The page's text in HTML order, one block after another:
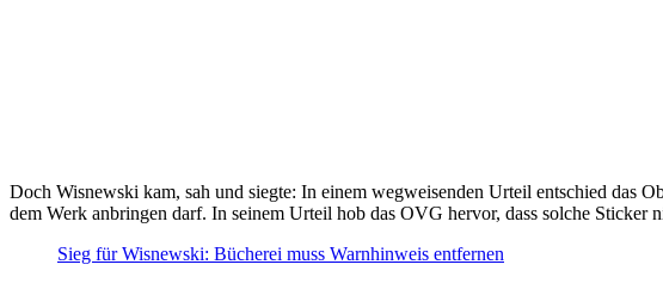
Doch Wisnewski kam, sah und siegte: In einem wegweisenden Urteil entschied das
dem Werk anbringen darf. In seinem Urteil hob das OVG hervor, dass solche Sticker
Sieg für Wisnewski: Bücherei muss Warnhinweis entfernen